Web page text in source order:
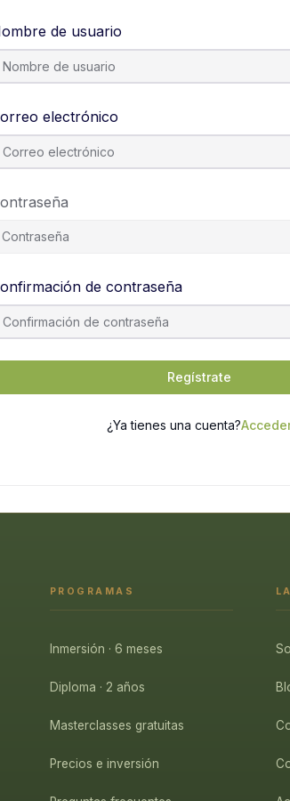
de usuario
electrónico
de contraseña
Regístrate
¿Ya tienes una cuenta?
PROGRAMAS
Inmersión · 6 meses
Diploma · 2 años
Masterclasses gratuitas
Precios e inversión